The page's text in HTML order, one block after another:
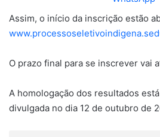
Assim, o início da inscrição estão
O prazo final para se inscrever vai
A homologação dos resultados
divulgada no dia 12 de outubro de